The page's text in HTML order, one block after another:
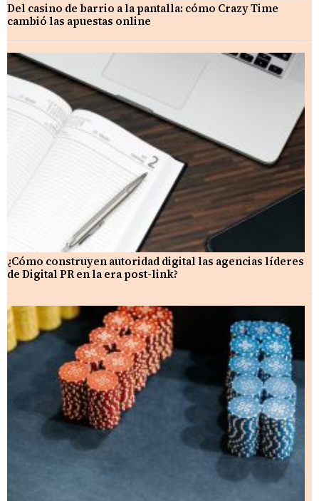
Del casino de barrio a la pantalla: cómo Crazy Time
cambió las apuestas online
¿Cómo construyen autoridad digital las agencias líderes
de Digital PR en la era post-link?